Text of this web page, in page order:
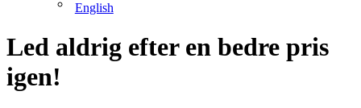
English
Led aldrig efter en bedre pris
igen!